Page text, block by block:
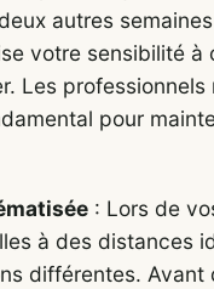
autres
votre sensibilité à
Les professionnels
pour
: Lors de
à des distances
différentes. Avant